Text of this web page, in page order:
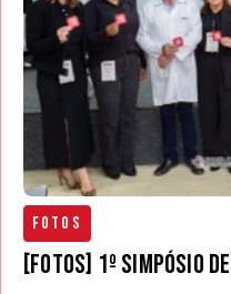
Fotos
[FOTOS] 1º Simpósio